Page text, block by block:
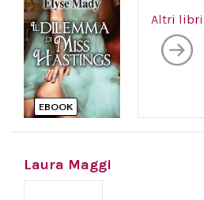
EBOOK
Altri libri
Laura Maggi